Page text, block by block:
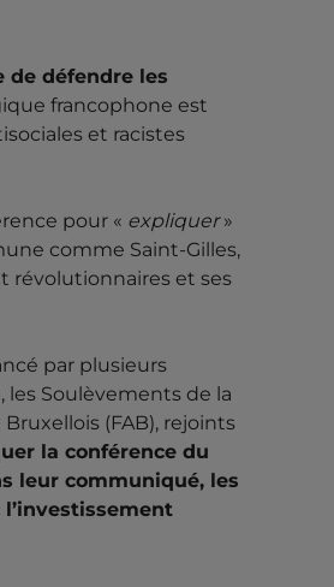
GLB
»
Gilles) Le MR fait
politiques du
est régulièrement
portées par le...
de défendre les
francophone est
et racistes
pour « expliquer»
comme Saint-Gilles,
révolutionnaires et ses
par plusieurs
les Soulèvements de la
(FAB), rejoints
la conférence du
leur communiqué, les